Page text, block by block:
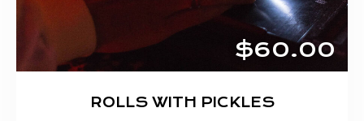
$60.00
ROLLS WITH PICKLES